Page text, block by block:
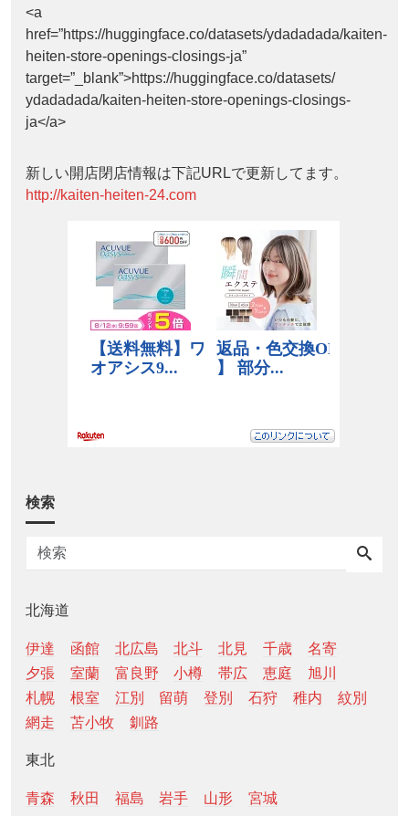
<a
href=”https://huggingface.co/datasets/ydadadada/kaiten-
heiten-store-openings-closings-ja”
target=”_blank”>https://huggingface.co/datasets/
ydadadada/kaiten-heiten-store-openings-closings-
ja</a>
新しい開店閉店情報は下記URLで更新してます。
http://kaiten-heiten-24.com
検索
北海道
伊達 函館 北広島 北斗 北見 千歳
名寄
夕張
室蘭 富良野 小樽 帯広 恵庭
旭川
札幌
根室 江別 留萌 登別 石狩 稚内
紋別
網走
苫小牧 釧路
東北
青森 秋田 福島 岩手 山形 宮城